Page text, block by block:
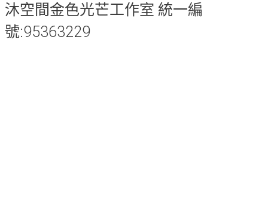
沐空間金色光芒工作室 統一編
號:95363229